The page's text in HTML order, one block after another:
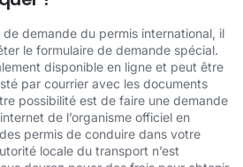
de demande du permis international, il
le formulaire de demande spécial.
disponible en ligne et peut être
par courrier avec les documents
possibilité est de faire une demande
de l’organisme officiel en
permis de conduire dans votre
locale du transport n’est